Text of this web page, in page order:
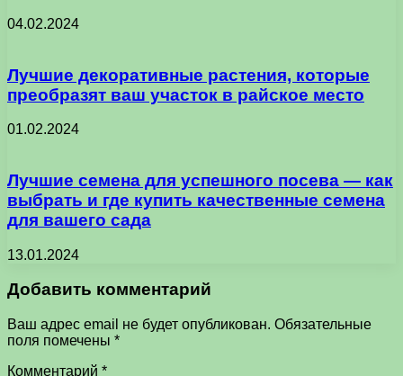
04.02.2024
Лучшие декоративные растения, которые
преобразят ваш участок в райское место
01.02.2024
Лучшие семена для успешного посева — как
выбрать и где купить качественные семена
для вашего сада
13.01.2024
Добавить комментарий
Ваш адрес email не будет опубликован. Обязательные
поля помечены *
Комментарий *